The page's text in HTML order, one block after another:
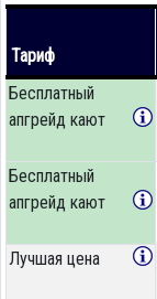
Тариф
Бесплатный
апгрейд кают
Бесплатный
апгрейд кают
Лучшая цена